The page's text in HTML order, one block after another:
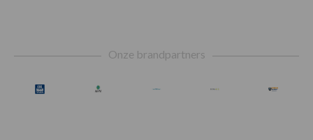
Onze brandpartners